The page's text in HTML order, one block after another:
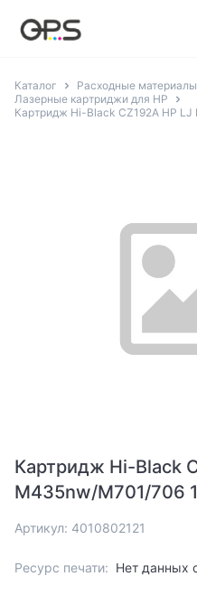
Каталог Расходные материалы
Лазерные картриджи для HP
Картридж Hi-Black CZ192A HP
Картридж Hi-Black
M435nw/M701/706
Артикул: 4010802121
Ресурс печати: Нет данных